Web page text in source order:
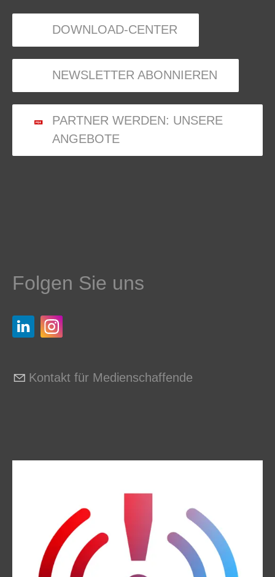
DOWNLOAD-CENTER
NEWSLETTER ABONNIEREN
PARTNER WERDEN: UNSERE
ANGEBOTE
Folgen Sie uns
Kontakt für Medienschaffende